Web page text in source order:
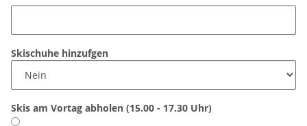
Skischuhe hinzufgen
Skis am Vortag abholen (15.00 - 17.30 Uhr)